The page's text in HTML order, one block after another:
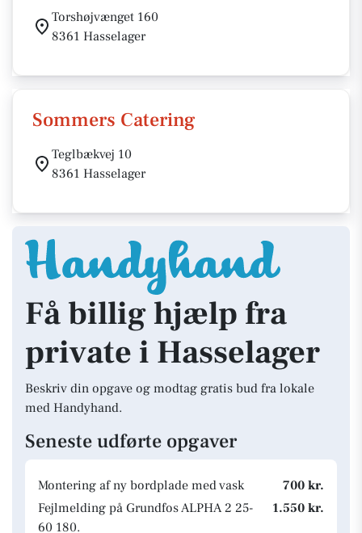
Torshøjvænget 160
8361 Hasselager
Sommers Catering
Teglbækvej 10
8361 Hasselager
Få billig hjælp fra
private i Hasselager
Beskriv din opgave og modtag gratis bud fra lokale
med Handyhand.
Seneste udførte opgaver
Montering af ny bordplade med vask
700 kr.
Fejlmelding på Grundfos ALPHA 2 25-
60 180.
1.550 kr.